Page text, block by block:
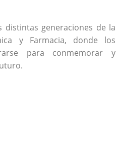
distintas generaciones de la
y Farmacia, donde los
para conmemorar y